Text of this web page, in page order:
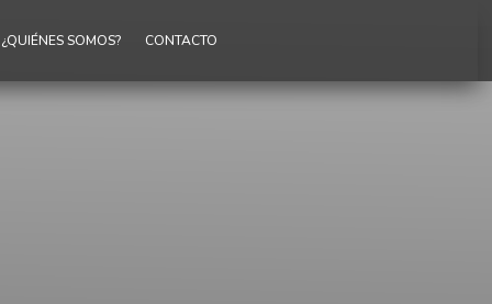
¿QUIÉNES SOMOS? CONTACTO